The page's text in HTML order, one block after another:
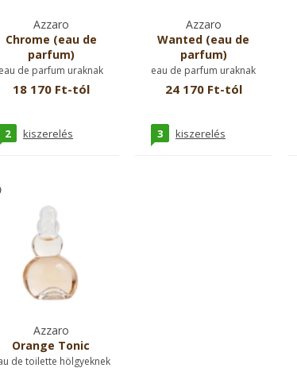
Azzaro
Chrome (eau de
parfum)
de parfum uraknak
18 170 Ft-tól
2 kiszerelés
Azzaro
Wanted (eau de
parfum)
eau de parfum uraknak
24 170 Ft-tól
3 kiszerelés
Azzaro
Orange Tonic
de toilette hölgyeknek